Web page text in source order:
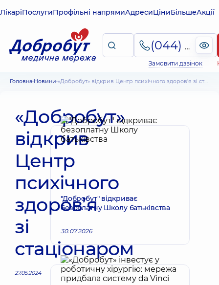
ЛікаріПослугиПрофільні напрямиАдресиЦіниБільшеАкції
(044) 495-2-888
Замовити дзвінок
Головна Новини «Добробут» відкрив Центр психічного здоров’я зі стаціонаром
«Добробут»
відкрив
Центр
психічного
здоров’я
зі
стаціонаром
27.05.2024
"Добробут" відкриває
безоплатну Школу батьківства
30.07.2026